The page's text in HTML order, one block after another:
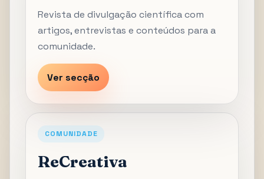
Revista de divulgação científica com
artigos, entrevistas e conteúdos para a
comunidade.
Ver secção
COMUNIDADE
ReCreativa